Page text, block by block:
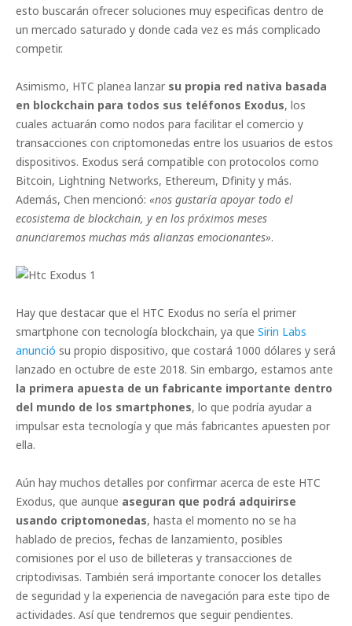
esto buscarán ofrecer soluciones muy especificas dentro de
un mercado saturado y donde cada vez es más complicado
competir.
Asimismo, HTC planea lanzar su propia red nativa basada
en blockchain para todos sus teléfonos Exodus, los
cuales actuarán como nodos para facilitar el comercio y
transacciones con criptomonedas entre los usuarios de estos
dispositivos. Exodus será compatible con protocolos como
Bitcoin, Lightning Networks, Ethereum, Dfinity y más.
Además, Chen mencionó: «nos gustaría apoyar todo el
ecosistema de blockchain, y en los próximos meses
anunciaremos muchas más alianzas emocionantes».
Hay que destacar que el HTC Exodus no sería el primer
smartphone con tecnología blockchain, ya que Sirin Labs
anunció su propio dispositivo, que costará 1000 dólares y será
lanzado en octubre de este 2018. Sin embargo, estamos ante
la primera apuesta de un fabricante importante dentro
del mundo de los smartphones, lo que podría ayudar a
impulsar esta tecnología y que más fabricantes apuesten por
ella.
Aún hay muchos detalles por confirmar acerca de este HTC
Exodus, que aunque aseguran que podrá adquirirse
usando criptomonedas, hasta el momento no se ha
hablado de precios, fechas de lanzamiento, posibles
comisiones por el uso de billeteras y transacciones de
criptodivisas. También será importante conocer los detalles
de seguridad y la experiencia de navegación para este tipo de
actividades. Así que tendremos que seguir pendientes.